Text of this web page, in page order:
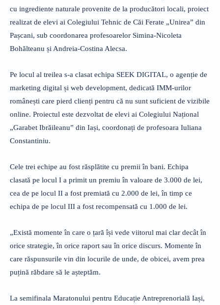
cu ingrediente naturale provenite de la producători locali, proiect
realizat de elevi ai Colegiului Tehnic de Căi Ferate „Unirea” din
Pașcani, sub coordonarea profesoarelor Simina-Nicoleta
Bohălteanu și Andreia-Costina Alecsa.
Pe locul al treilea s-a clasat echipa SEEK DIGITAL, o agenție de
marketing digital și web development, dedicată IMM-urilor
românești care pierd clienți pentru că nu sunt suficient de vizibile
online. Proiectul este dezvoltat de elevi ai Colegiului Național
„Garabet Ibrăileanu” din Iași, coordonați de profesoara Iuliana
Constantiniu.
Cele trei echipe au fost răsplătite cu premii în bani. Echipa
clasată pe locul I a primit un premiu în valoare de 3.000 de lei,
cea de pe locul II a fost premiată cu 2.000 de lei, în timp ce
echipa de pe locul III a fost recompensată cu 1.000 de lei.
„Există momente în care o țară își vede viitorul mai clar decât în
orice strategie, în orice raport sau în orice discurs. Momente în
care răspunsurile vin din locurile de unde, de obicei, avem prea
puțină răbdare să le așteptăm.
La semifinala Maratonului pentru Educație Antreprenorială Iași,